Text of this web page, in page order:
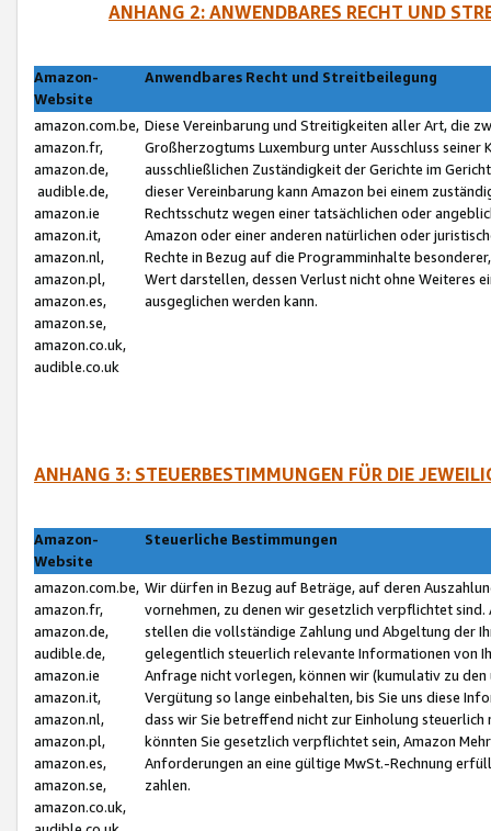
ANHANG 2: ANWENDBARES RECHT UND
Amazon-
Website
Anwendbares Recht und Streitbeilegung
amazon.com.be,
amazon.fr,
amazon.de,
audible.de,
amazon.ie
amazon.it,
amazon.nl,
amazon.pl,
amazon.es,
amazon.se,
amazon.co.uk,
audible.co.uk
Diese Vereinbarung und Streitigkeiten aller Art, die
Großherzogtums Luxemburg unter Ausschluss
ausschließlichen Zuständigkeit der Gerichte im
dieser Vereinbarung kann Amazon bei einem
Rechtsschutz wegen einer tatsächlichen oder
Amazon oder einer anderen natürlichen oder
Rechte in Bezug auf die Programminhalte
Wert darstellen, dessen Verlust nicht ohne Weiteres
ausgeglichen werden kann.
ANHANG 3: STEUERBESTIMMUNGEN FÜR DIE
Amazon-
Website
Steuerliche Bestimmungen
amazon.com.be,
amazon.fr,
amazon.de,
audible.de,
amazon.ie
amazon.it,
amazon.nl,
amazon.pl,
amazon.es,
amazon.se,
amazon.co.uk,
Wir dürfen in Bezug auf Beträge, auf deren
vornehmen, zu denen wir gesetzlich verpflichtet
stellen die vollständige Zahlung und Abgeltung der
gelegentlich steuerlich relevante Informationen von
Anfrage nicht vorlegen, können wir (kumulativ zu
Vergütung so lange einbehalten, bis Sie uns diese
dass wir Sie betreffend nicht zur Einholung
könnten Sie gesetzlich verpflichtet sein, Amazon
Anforderungen an eine gültige MwSt.-Rechnung
zahlen.